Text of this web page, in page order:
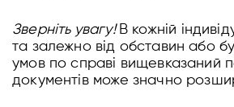
Зверніть увагу! В кожній
та залежно від обставин або
умов по справі вищевказаний
документів може значно